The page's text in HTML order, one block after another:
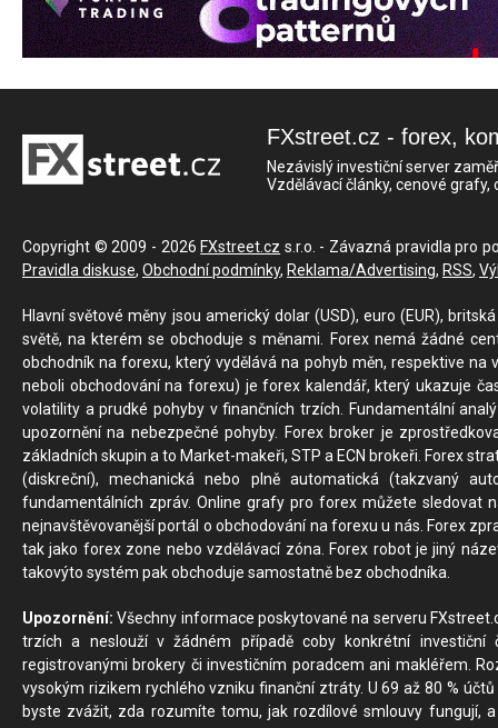
FXstreet.cz - forex,
Nezávislý investiční server
Vzdělávací články, cenové
Copyright © 2009 - 2026 FXstreet.cz s.r.o. - Závazná pravidla pro
Pravidla diskuse, Obchodní podmínky, Reklama/Advertising, RSS,
Hlavní světové měny jsou americký dolar (USD), euro (EUR),
světě, na kterém se obchoduje s měnami. Forex nemá žádné
obchodník na forexu, který vydělává na pohyb měn, respektive
neboli obchodování na forexu) je forex kalendář, který ukazuje
volatility a prudké pohyby v finančních trzích. Fundamentální
upozornění na nebezpečné pohyby. Forex broker je
základních skupin a to Market-makeři, STP a ECN brokeři. Forex
(diskreční), mechanická nebo plně automatická (takzvaný
fundamentálních zpráv. Online grafy pro forex můžete sledovat
nejnavštěvovanější portál o obchodování na forexu u nás. Forex
tak jako forex zone nebo vzdělávací zóna. Forex robot je jiný
takovýto systém pak obchoduje samostatně bez obchodníka.
Upozornění: Všechny informace poskytované na serveru
trzích a neslouží v žádném případě coby konkrétní investiční
registrovanými brokery či investičním poradcem ani makléřem.
vysokým rizikem rychlého vzniku finanční ztráty. U 69 až 80 %
byste zvážit, zda rozumíte tomu, jak rozdílové smlouvy fungují,